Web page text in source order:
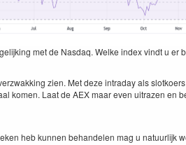
met de Nas­daq. Welke index vin­dt u er
zien. Met deze intra­day als
komen. Laat de AEXmaar even uitrazen en
heb kun­nen behan­de­len mag u natu­urlijk